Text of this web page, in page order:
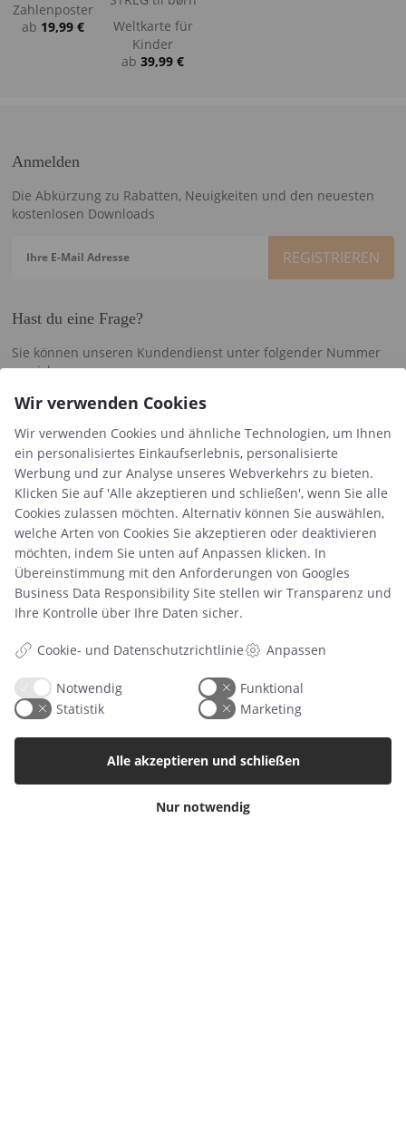
Zahlenposter
ab 19,99 €
Weltkarte für
Kinder
ab 39,99€
Hast du eine Frage?
Sie können unseren Kundendienst unter folgender Nummer
erreichen:
+45 60 15 72 04
Wir beantworten E-mails und Anrufe immer Montag – Freitag
zwischen 10-15 Uhr.
info@minimisiu.de
Information
Kostenlose Downloads
Druckzeiten
Datenschutzrichtlinie
Über uns
Blog
Produkt
Retourenetikett
Kategorien
Anmelden
Die Abkürzung zu Rabatten, Neuigkeiten und den neuesten
kostenlosen Downloads
Ihre E-Mail Adresse
Wir verwenden Cookies
Wir verwenden Cookies und ähnliche Technologien, um Ihnen
ein personalisiertes Einkaufserlebnis, personalisierte
Werbung und zur Analyse unseres Webverkehrs zu bieten.
Klicken Sie auf 'Alle akzeptieren und schließen', wenn Sie alle
Cookies zulassen möchten. Alternativ können Sie auswählen,
welche Arten von Cookies Sie akzeptieren oder deaktivieren
möchten, indem Sie unten auf Anpassen klicken. In
Übereinstimmung mit den Anforderungen von Googles
Business Data Responsibility Site stellen wir Transparenz und
Ihre Kontrolle über Ihre Daten sicher.
Cookie- und Datenschutzrichtlinie Anpassen
Notwendig
Funktional
Statistik
Marketing
Nur notwendig
Alle akzeptieren und schließen